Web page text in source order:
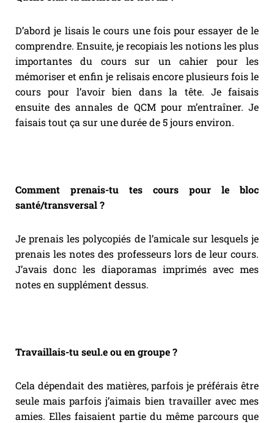
D’abord je lisais le cours une fois pour essayer de le
comprendre. Ensuite, je recopiais les notions les plus
importantes du cours sur un cahier pour les
mémoriser et enfin je relisais encore plusieurs fois le
cours pour l’avoir bien dans la tête. Je faisais
ensuite des annales de QCM pour m’entraîner. Je
faisais tout ça sur une durée de 5 jours environ.
Comment prenais-tu tes cours pour le bloc
santé/transversal ?
Je prenais les polycopiés de l’amicale sur lesquels je
prenais les notes des professeurs lors de leur cours.
J’avais donc les diaporamas imprimés avec mes
notes en supplément dessus.
Travaillais-tu seul.e ou en groupe ?
Cela dépendait des matières, parfois je préférais être
seule mais parfois j’aimais bien travailler avec mes
amies. Elles faisaient partie du même parcours que